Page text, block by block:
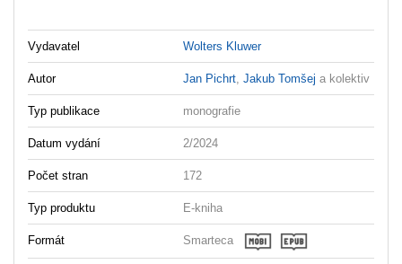
Vydavatel Wolters Kluwer
Autor Jan Pichrt ,Jakub Tomšej a kolektiv
Typ publikace monografie
Datum vydání 2/2024
Počet stran 172
Typ produktu E-kniha
Formát Smarteca